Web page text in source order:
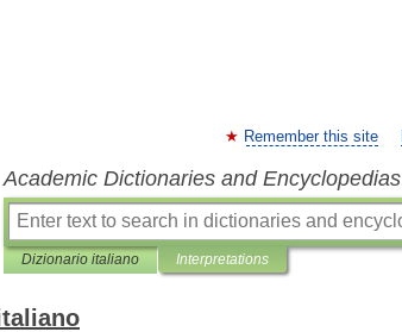
Remember this site
Academic Dictionaries and Encyclopedias
Dizionario italiano Interpretations